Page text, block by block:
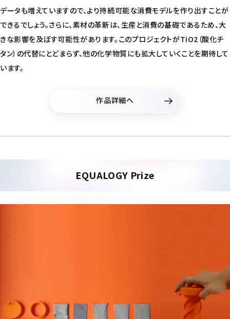
データも増えていますので、より持続可能な消費モデルを作り出すことが
できるでしょう。さらに、素材の革新は、生産と消費の基礎であるため、大
きな影響を及ぼす可能性があります。このプロジェクトがTiO2（酸化チ
タン）の代替にとどまらず、他の化学物質にも拡大していくことを期待して
います。
作品詳細へ
EQUALOGY Prize